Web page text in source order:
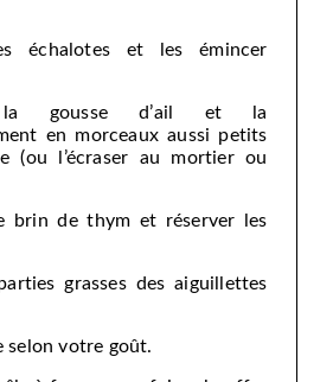
échalotes et les émincer
la gousse d’ail et la
en morceaux aussi petits
(ou l’écraser au mortier ou
brin de thym et réserver les
grasses des aiguillettes
selon votre goût.